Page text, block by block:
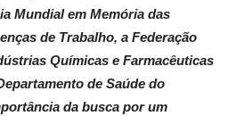
Mundial em Memória das
de Trabalho, a Federação
Químicas e Farmacêuticas
de Saúde do
da busca por um